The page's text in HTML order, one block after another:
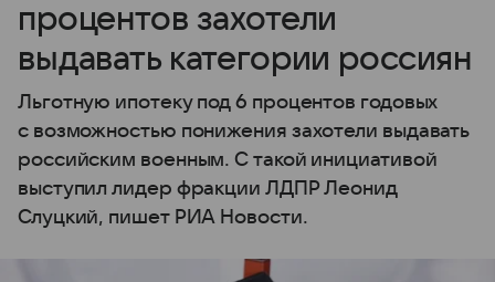
процентов захотели
выдавать категории россиян
Льготную ипотеку под 6 процентов годовых
с возможностью понижения захотели выдавать
российским военным. С такой инициативой
выступил лидер фракции ЛДПР Леонид
Слуцкий, пишет РИА Новости.